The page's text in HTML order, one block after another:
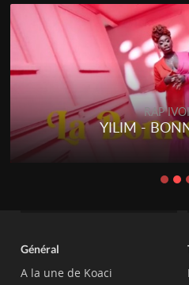
RAP
YILIM -
Général
A la une de Koaci